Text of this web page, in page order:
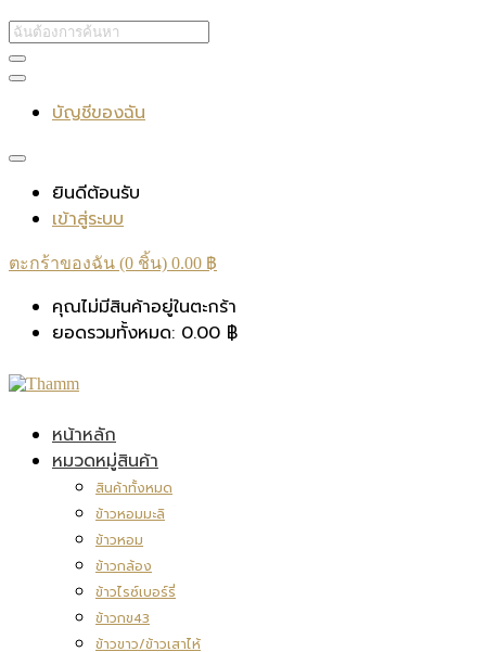
บัญชีของฉัน
ยินดีต้อนรับ
เข้าสู่ระบบ
ตะกร้าของฉัน (0 ชิ้น) 0.00 ฿
คุณไม่มีสินค้าอยู่ในตะกร้า
ยอดรวมทั้งหมด: 0.00 ฿
หน้าหลัก
หมวดหมู่สินค้า
สินค้าทั้งหมด
ข้าวหอมมะลิ
ข้าวหอม
ข้าวกล้อง
ข้าวไรซ์เบอร์รี่
ข้าวกข43
ข้าวขาว/ข้าวเสาไห้